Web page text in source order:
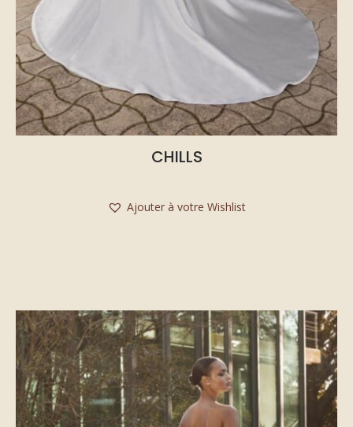
CHILLS
Ajouter à votre Wishlist